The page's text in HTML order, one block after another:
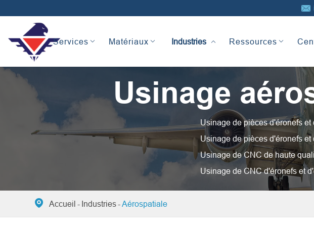

Services Matériaux
Ressources
Usinage
Usinage de pièces d'éronefs et
Usinage de pièces d'éronefs et
Usinage de CNC de haute
Usinage de CNC d'éronefs et
 Accueil Industries Aérospatiale